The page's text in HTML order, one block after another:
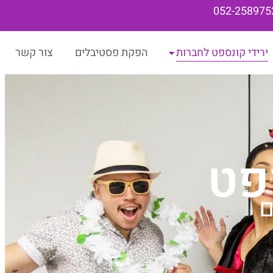
052-
ירידי קונספט לחברות הפקת פסטיבלים צור קשר